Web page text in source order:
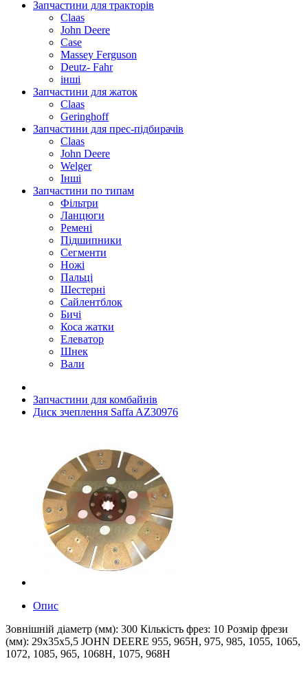
Запчастини для тракторів
Claas
John Deere
Case
Massey Ferguson
Deutz- Fahr
інші
Запчастини для жаток
Claas
Geringhoff
Запчастини для прес-підбирачів
Claas
John Deere
Welger
Інші
Запчастини по типам
Фільтри
Ланцюги
Ремені
Підшипники
Сегменти
Ножі
Пальці
Шестерні
Сайлентблок
Бичі
Коса жатки
Елеватор
Шнек
Вали
Запчастини для комбайнів
Диск зчеплення Saffa AZ30976
Опис
Зовнішній діаметр (мм): 300 Кількість фрез: 10 Розмір фрези
(мм): 29x35x5,5 JOHN DEERE 955, 965H, 975, 985, 1055, 1065,
1072, 1085, 965, 1068H, 1075, 968H